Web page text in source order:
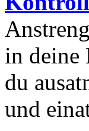
in deine
du
und